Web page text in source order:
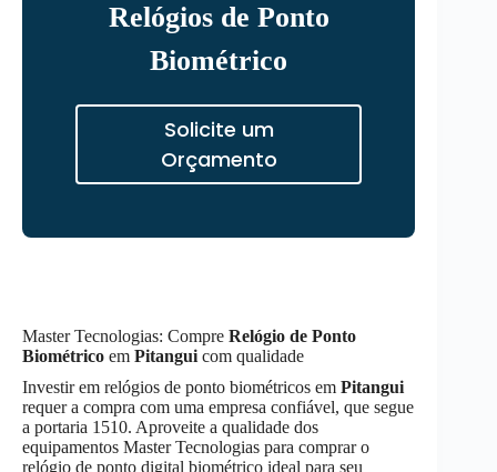
Relógios de Ponto
Biométrico
Solicite um
Orçamento
Master Tecnologias: Compre Relógio de Ponto
Biométrico em Pitangui com qualidade
Investir em relógios de ponto biométricos em Pitangui
requer a compra com uma empresa confiável, que segue
a portaria 1510. Aproveite a qualidade dos
equipamentos Master Tecnologias para comprar o
relógio de ponto digital biométrico ideal para seu